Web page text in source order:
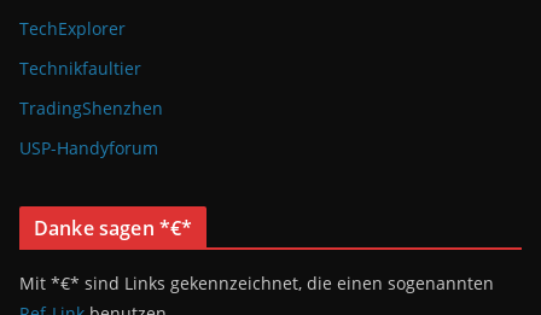
TechExplorer
Technikfaultier
TradingShenzhen
USP-Handyforum
Danke sagen *€*
Mit *€* sind Links gekennzeichnet, die einen sogenannten